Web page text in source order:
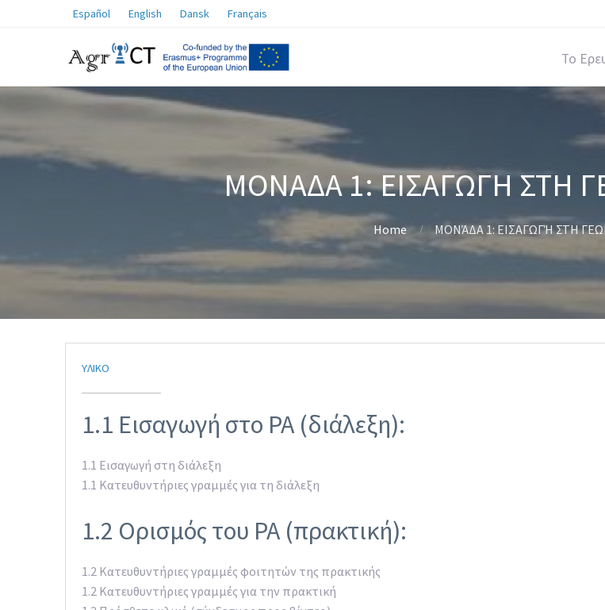
Español English Dansk Français
Το
ΜΟΝΆΔΑ 1: ΕΙΣΑΓΩΓΉ ΣΤΗ
Home ΜΟΝΆΔΑ 1: ΕΙΣΑΓΩΓΉ ΣΤΗ
ΥΛΙΚΌ
1.1 Εισαγωγή στο PA (διάλεξη):
1.1 Εισαγωγή στη διάλεξη
1.1 Κατευθυντήριες γραμμές για τη διάλεξη
1.2 Ορισμός του PA (πρακτική):
1.2 Κατευθυντήριες γραμμές φοιτητών της πρακτικής
1.2 Κατευθυντήριες γραμμές για την πρακτική